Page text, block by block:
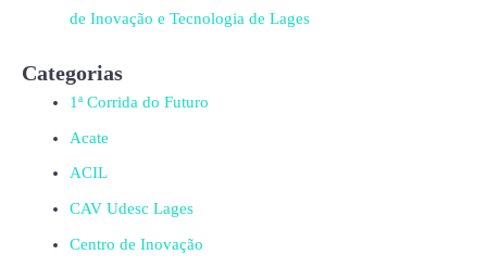
de Inovação e Tecnologia de Lages
Categorias
1ª Corrida do Futuro
Acate
ACIL
CAV Udesc Lages
Centro de Inovação